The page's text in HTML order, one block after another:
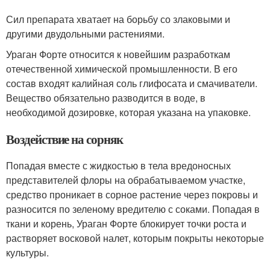
Сил препарата хватает на борьбу со злаковыми и
другими двудольными растениями.
Ураган Форте относится к новейшим разработкам
отечественной химической промышленности. В его
состав входят калийная соль глифосата и смачиватели.
Вещество обязательно разводится в воде, в
необходимой дозировке, которая указана на упаковке.
Воздействие на сорняк
Попадая вместе с жидкостью в тела вредоносных
представителей флоры на обрабатываемом участке,
средство проникает в сорное растение через покровы и
разносится по зеленому вредителю с соками. Попадая в
ткани и корень, Ураган Форте блокирует точки роста и
растворяет восковой налет, которым покрыты некоторые
культуры.